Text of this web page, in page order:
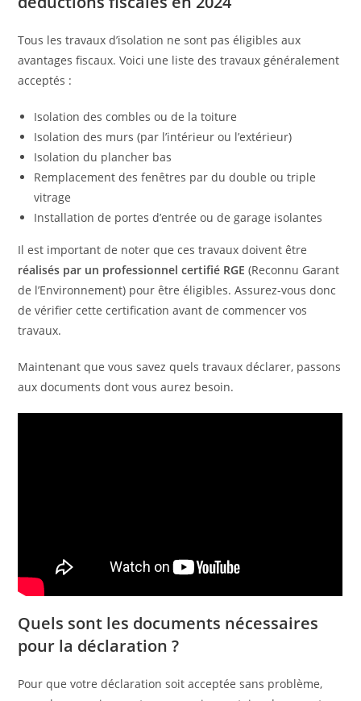
Tous les travaux d’isolation ne sont pas éligibles aux
avantages fiscaux. Voici une liste des travaux généralement
acceptés :
Isolation des combles ou de la toiture
Isolation des murs (par l’intérieur ou l’extérieur)
Isolation du plancher bas
Remplacement des fenêtres par du double ou triple
vitrage
Installation de portes d’entrée ou de garage isolantes
Il est important de noter que ces travaux doivent être
réalisés par un professionnel certifié RGE (Reconnu Garant
de l’Environnement) pour être éligibles. Assurez-vous donc
de vérifier cette certification avant de commencer vos
travaux.
Maintenant que vous savez quels travaux déclarer, passons
aux documents dont vous aurez besoin.
Quels sont les documents nécessaires
pour la déclaration ?
Pour que votre déclaration soit acceptée sans problème,